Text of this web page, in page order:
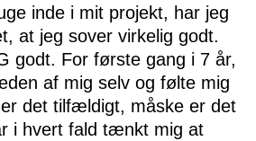
inde i mit projekt, har jeg
at jeg sover virkelig godt.
godt. For første gang i 7 år,
af mig selv og følte mig
det tilfældigt, måske er det
i hvert fald tænkt mig at